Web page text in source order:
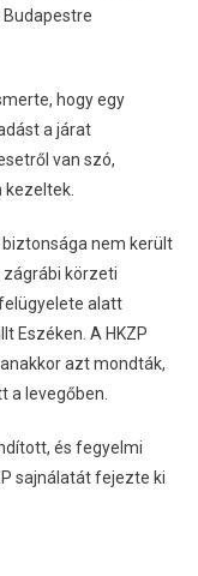
hogy egy
a járat
van szó,
nem került
zágrábi körzeti
alatt
Eszéken. A HKZP
azt mondták,
a levegőben.
és fegyelmi
sajnálatát fejezte ki